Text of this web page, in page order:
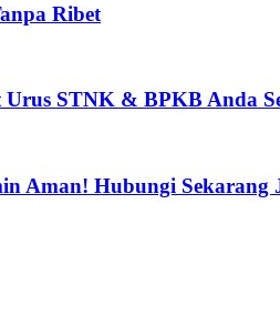
Ribet
STNK & BPKB Anda
Aman! Hubungi Sekarang